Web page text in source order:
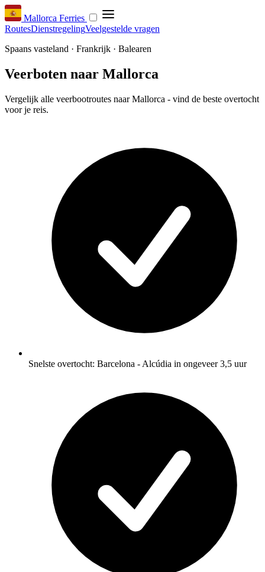
Mallorca Ferries
RoutesDienstregelingVeelgestelde vragen
Spaans vasteland · Frankrijk · Balearen
Veerboten naar Mallorca
Vergelijk alle veerbootroutes naar Mallorca - vind de beste overtocht
voor je reis.
Snelste overtocht: Barcelona - Alcúdia in ongeveer 3,5 uur